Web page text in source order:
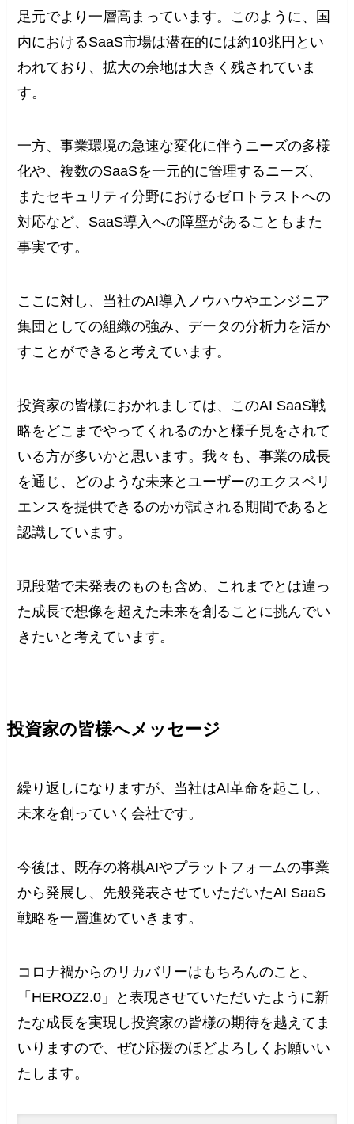
足元でより一層高まっています。このように、国
内におけるSaaS市場は潜在的には約10兆円とい
われており、拡大の余地は大きく残されていま
す。
一方、事業環境の急速な変化に伴うニーズの多様
化や、複数のSaaSを一元的に管理するニーズ、
またセキュリティ分野におけるゼロトラストへの
対応など、SaaS導入への障壁があることもまた
事実です。
ここに対し、当社のAI導入ノウハウやエンジニア
集団としての組織の強み、データの分析力を活か
すことができると考えています。
投資家の皆様におかれましては、このAI SaaS戦
略をどこまでやってくれるのかと様子見をされて
いる方が多いかと思います。我々も、事業の成長
を通じ、どのような未来とユーザーのエクスペリ
エンスを提供できるのかが試される期間であると
認識しています。
現段階で未発表のものも含め、これまでとは違っ
た成長で想像を超えた未来を創ることに挑んでい
きたいと考えています。
投資家の皆様へメッセージ
繰り返しになりますが、当社はAI革命を起こし、
未来を創っていく会社です。
今後は、既存の将棋AIやプラットフォームの事業
から発展し、先般発表させていただいたAI SaaS
戦略を一層進めていきます。
コロナ禍からのリカバリーはもちろんのこと、
「HEROZ2.0」と表現させていただいたように新
たな成長を実現し投資家の皆様の期待を越えてま
いりますので、ぜひ応援のほどよろしくお願いい
たします。